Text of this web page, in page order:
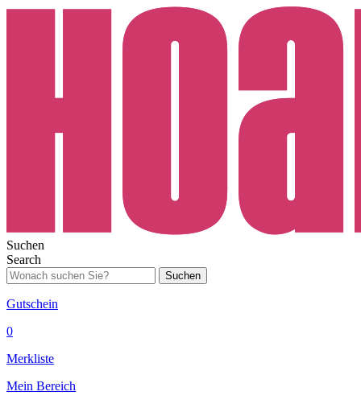
Suchen
Search
Suchen
Gutschein
0
Merkliste
Mein Bereich